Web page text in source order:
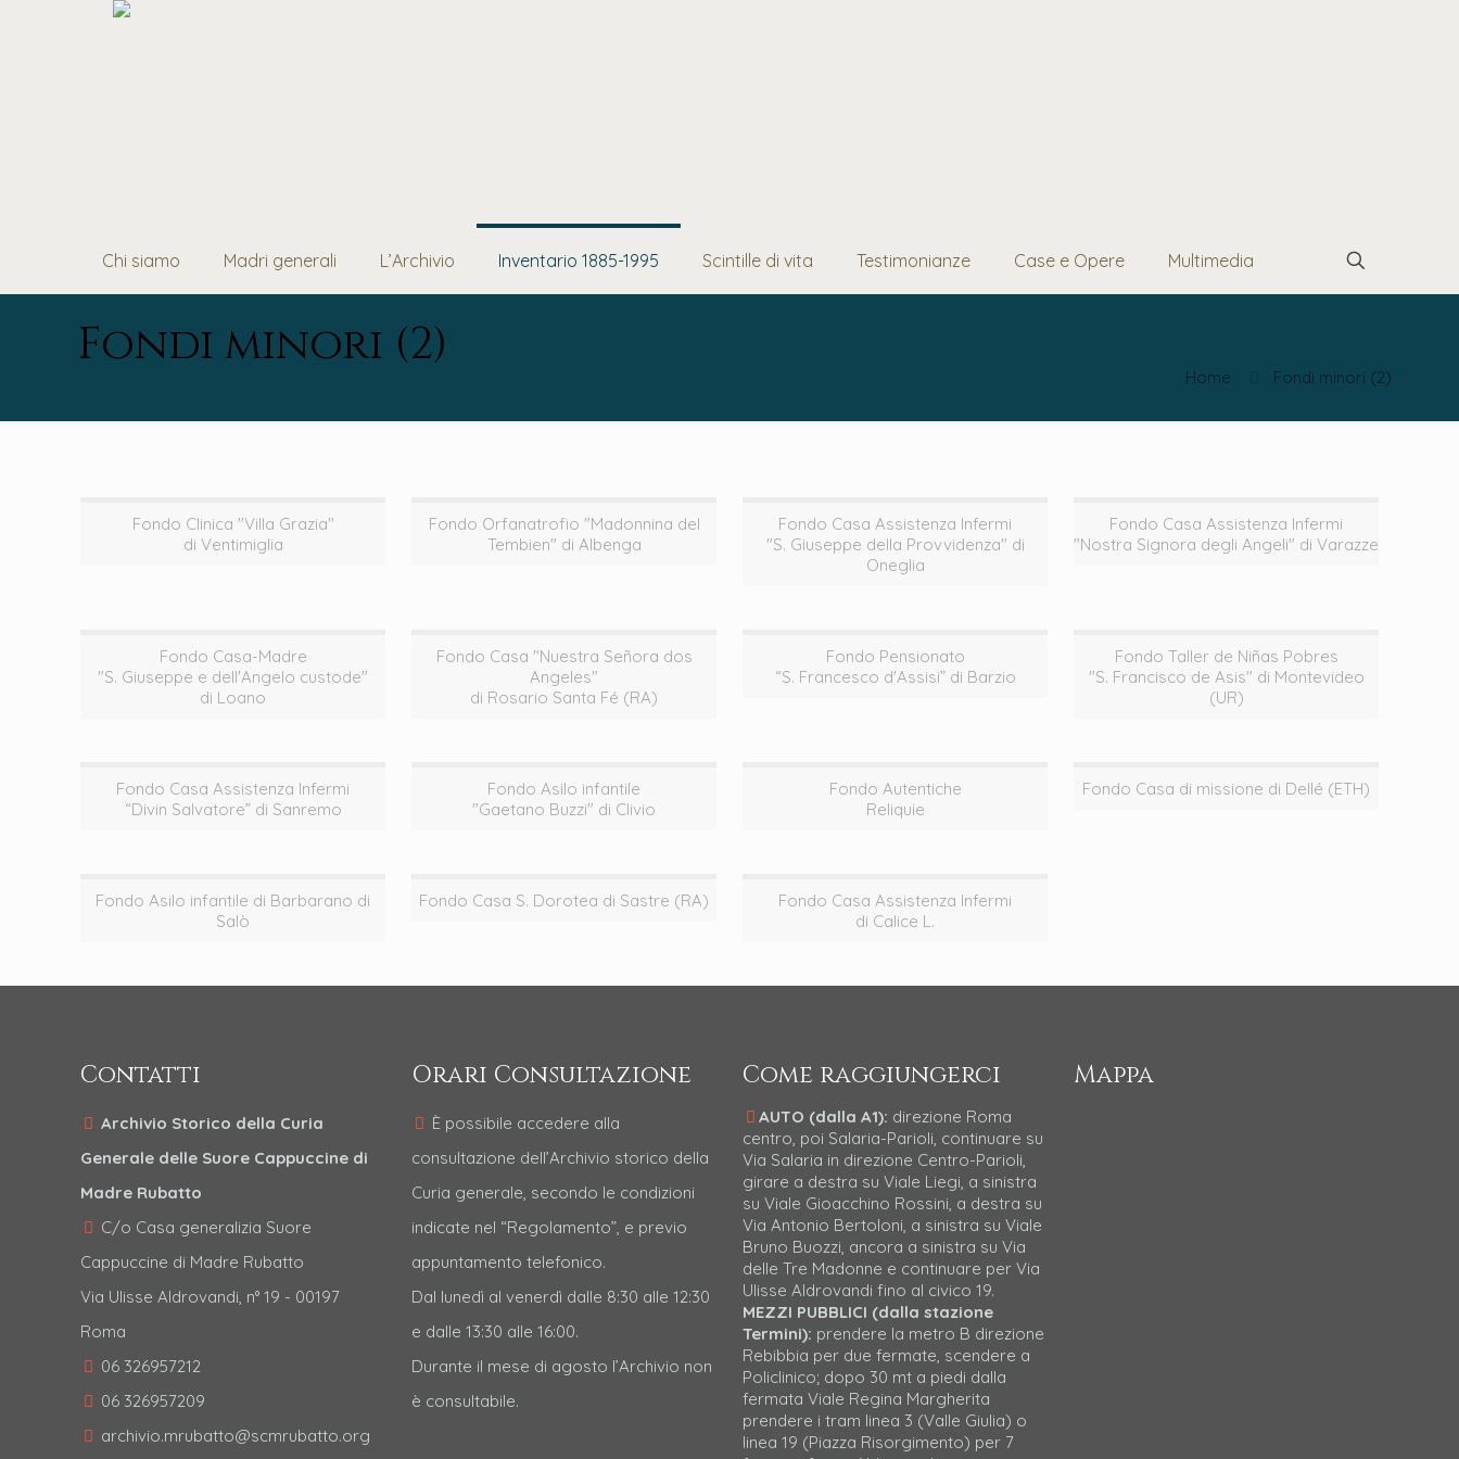
Chi siamo Madri generali L’Archivio Inventario 1885-1995 Scintille di vita Testimonianze Case e Opere Multimedia
Fondi minori (2)
Home Fondi minori (2)
Fondo Clinica "Villa Grazia"
di Ventimiglia
Fondo Orfanatrofio "Madonnina del
Tembien" di Albenga
Fondo Casa Assistenza Infermi
"S. Giuseppe della Provvidenza" di
Oneglia
Fondo Casa Assistenza Infermi
"Nostra Signora degli Angeli" di Varazze
Fondo Casa-Madre
"S. Giuseppe e dell'Angelo custode"
di Loano
Fondo Casa "Nuestra Señora dos
Angeles"
di Rosario Santa Fé (RA)
Fondo Pensionato
“S. Francesco d'Assisi” di Barzio
Fondo Taller de Niñas Pobres
"S. Francisco de Asis" di Montevideo
(UR)
Fondo Casa Assistenza Infermi
“Divin Salvatore” di Sanremo
Fondo Asilo infantile
"Gaetano Buzzi" di Clivio
Fondo Autentiche
Reliquie
Fondo Casa di missione di Dellé (ETH)
Fondo Asilo infantile di Barbarano di
Salò
Fondo Casa S. Dorotea di Sastre (RA)
Fondo Casa Assistenza Infermi
di Calice L.
Contatti
Archivio Storico della Curia
Generale delle Suore Cappuccine di
Madre Rubatto
C/o Casa generalizia Suore
Cappuccine di Madre Rubatto
Via Ulisse Aldrovandi, n° 19 - 00197
Roma
06 326957212
06 326957209
archivio.mrubatto@scmrubatto.org
Orari Consultazione
È possibile accedere alla
consultazione dell’Archivio storico della
Curia generale, secondo le condizioni
indicate nel “Regolamento”, e previo
appuntamento telefonico.
Dal lunedì al venerdì dalle 8:30 alle 12:30
e dalle 13:30 alle 16:00.
Durante il mese di agosto l’Archivio non
è consultabile.
Come raggiungerci
AUTO (dalla A1): direzione Roma
centro, poi Salaria-Parioli, continuare su
Via Salaria in direzione Centro-Parioli,
girare a destra su Viale Liegi, a sinistra
su Viale Gioacchino Rossini, a destra su
Via Antonio Bertoloni, a sinistra su Viale
Bruno Buozzi, ancora a sinistra su Via
delle Tre Madonne e continuare per Via
Ulisse Aldrovandi fino al civico 19.
MEZZI PUBBLICI (dalla stazione
Termini): prendere la metro B direzione
Rebibbia per due fermate, scendere a
Policlinico; dopo 30 mt a piedi dalla
fermata Viale Regina Margherita
prendere i tram linea 3 (Valle Giulia) o
linea 19 (Piazza Risorgimento) per 7
Mappa